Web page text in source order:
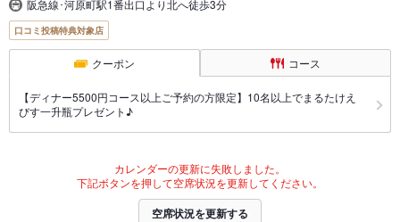
阪急線･河原町駅1番出口より北へ徒歩3分
口コミ投稿特典対象店
クーポン コース
【ディナー5500円コース以上ご予約の方限定】10名以上でまるたけえ
びす一升瓶プレゼント♪
カレンダーの更新に失敗しました。
下記ボタンを押して空席状況を更新してください。
空席状況を更新する